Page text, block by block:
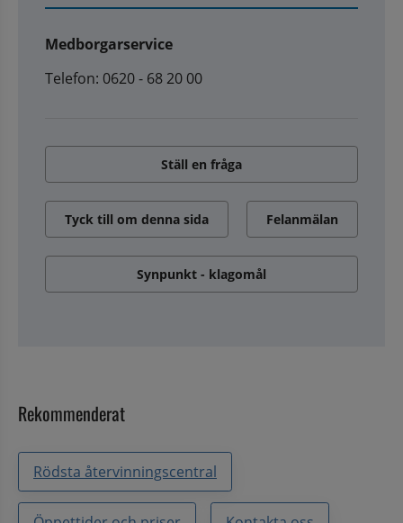
Medborgarservice
Telefon: 0620 - 68 20 00
Ställ en fråga
Tyck till om denna sida Felanmälan
Synpunkt - klagomål
Rekommenderat
Rödsta återvinningscentral